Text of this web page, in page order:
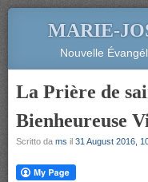
MARIE-
Nouvelle
La Prière de
Bienheureuse
Scritto da ms il 31 August 2016,